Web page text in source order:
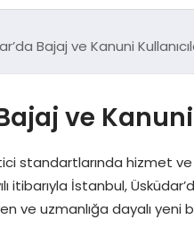
Bajaj ve Kanuni
ve
standartlarında hizmet ve
itibarıyla İstanbul,
ve uzmanlığa dayalı